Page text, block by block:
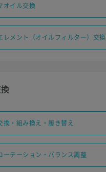
オイル交換
レメント（オイルフィルター）交換
換・組み換え・履き替え
ーテーション・バランス調整